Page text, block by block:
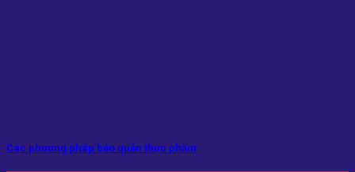
Các phương pháp bảo quản thực phẩm